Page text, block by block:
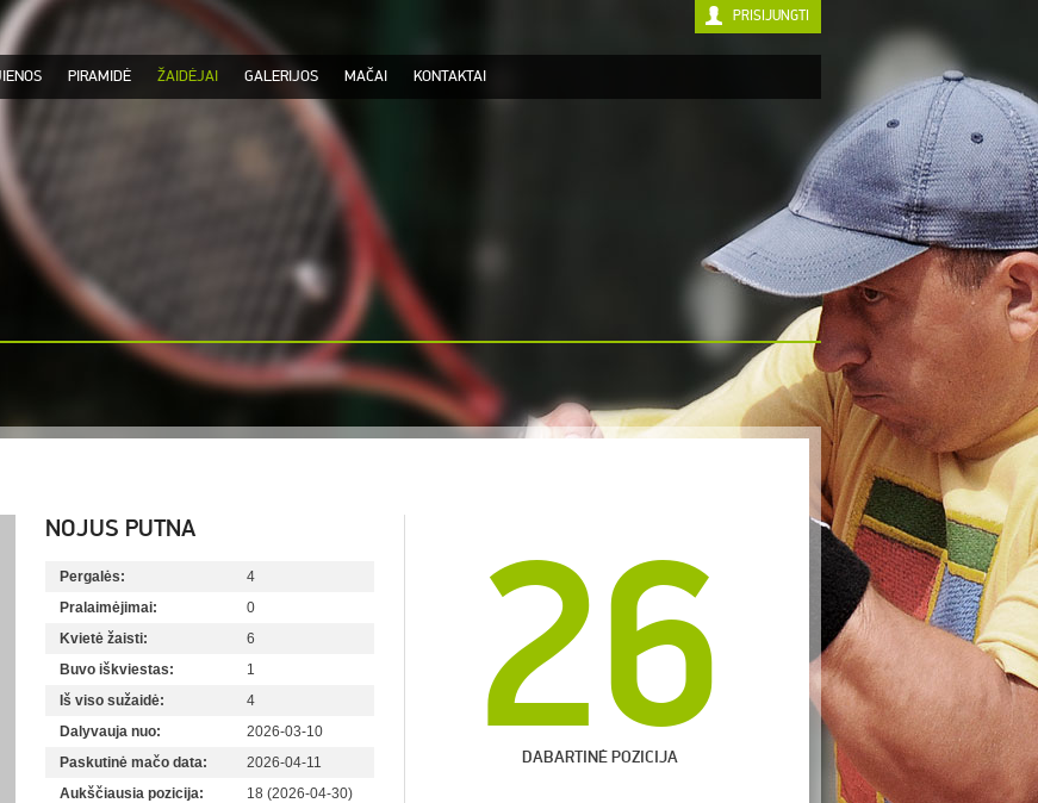
PIRAMIDĖ ŽAIDĖJAI GALERIJOS MAČAI KONTAKTAI
PRISIJUNGTI
NOJUS PUTNA
Pergalės:
4
Pralaimėjimai:
0
Kvietė žaisti:
6
Buvo iškviestas:
1
Iš viso sužaidė:
4
Dalyvauja nuo:
2026-03-10
Paskutinė mačo data:
2026-04-11
Aukščiausia pozicija:
18 (2026-04-30)
26
DABARTINĖ POZICIJA